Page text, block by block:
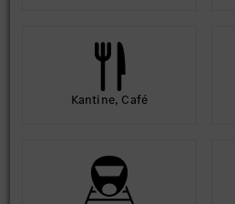
Kantine, Café